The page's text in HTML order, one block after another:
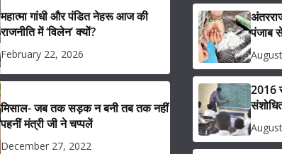
महात्मा गांधी और पंडित नेहरू आज की
राजनीति में ‘विलेन’ क्यों?
February 22, 2026
मिसाल- जब तक सड़क न बनी तब तक नहीं
पहनीं मंत्री जी ने चप्पलें
December 27, 2022
पंजाब
2016